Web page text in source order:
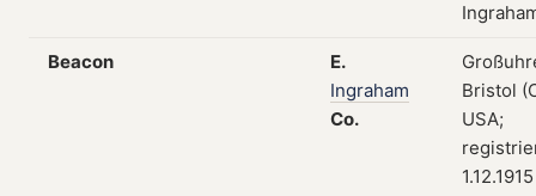
Beacon
E.
Ingraham
Co.
Bristol
USA;
1.12.1915